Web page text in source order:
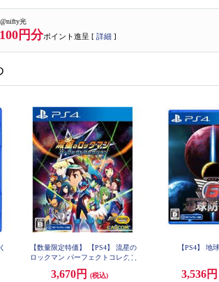
光
円分ポイント進呈 [ 詳細 ]
【数量限定特価】 【PS4】 流星の
ロックマン パーフェクトコレクシ
3,670円
(税込)
【PS4】 地
3,536円